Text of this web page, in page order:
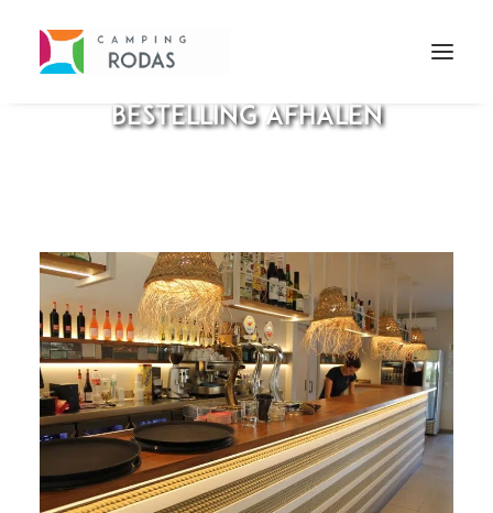
U kunt nu uw bestelling
bestelling afhalen